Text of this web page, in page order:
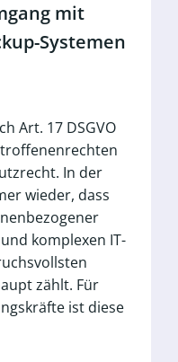
mit
Systemen
Art. 17 DSGVO
In der
wieder, dass
komplexen IT-
zählt. Für
ist diese